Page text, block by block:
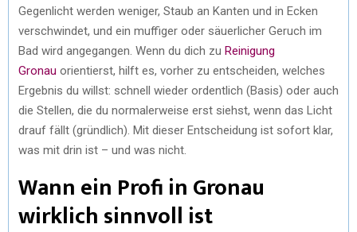
Gegenlicht werden weniger, Staub an Kanten und in Ecken
verschwindet, und ein muffiger oder säuerlicher Geruch im
Bad wird angegangen. Wenn du dich zu Reinigung
Gronau orientierst, hilft es, vorher zu entscheiden, welches
Ergebnis du willst: schnell wieder ordentlich (Basis) oder auch
die Stellen, die du normalerweise erst siehst, wenn das Licht
drauf fällt (gründlich). Mit dieser Entscheidung ist sofort klar,
was mit drin ist – und was nicht.
Wann ein Profi in Gronau
wirklich sinnvoll ist